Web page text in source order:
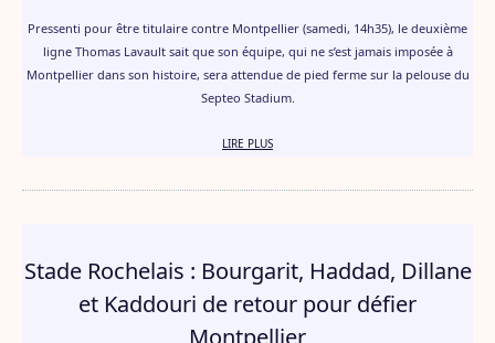
Pressenti pour être titulaire contre Montpellier (samedi, 14h35), le deuxième
ligne Thomas Lavault sait que son équipe, qui ne s’est jamais imposée à
Montpellier dans son histoire, sera attendue de pied ferme sur la pelouse du
Septeo Stadium.
LIRE PLUS
Stade Rochelais : Bourgarit, Haddad, Dillane
et Kaddouri de retour pour défier